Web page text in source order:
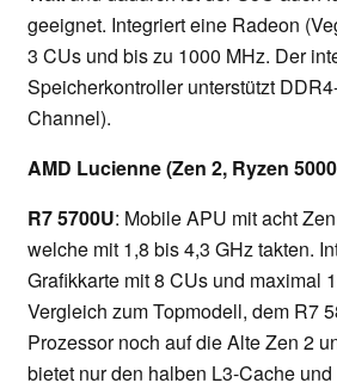
geeignet. Integriert eine Radeon
3 CUs und bis zu 1000 MHz. Der
Speicherkontroller unterstützt
Channel).
AMD Lucienne (Zen 2, Ryzen
R7 5700U: Mobile APU mit acht
welche mit 1,8 bis 4,3 GHz takten.
Grafikkarte mit 8 CUs und maximal
Vergleich zum Topmodell, dem R7
Prozessor noch auf die Alte Zen 2
bietet nur den halben L3-Cache